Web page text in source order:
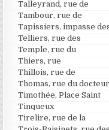
Talleyrand, rue de
Tambour, rue de
Tapissiers, impasse
Telliers, rue des
Temple, rue du
Thiers, rue
Thillois, rue de
Thomas, rue du docteur
Timothée, Place Saint
Tinqueux
Tirelire, rue de la